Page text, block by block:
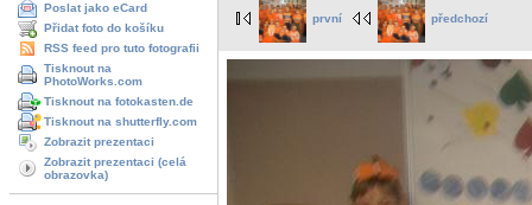
Poslat jako eCard
Přidat foto do košíku
RSS feed pro tuto fotografii
Tisknout na
PhotoWorks.com
Tisknout na fotokasten.de
Tisknout na shutterfly.com
Zobrazit prezentaci
Zobrazit prezentaci (celá
obrazovka)
první předchozí